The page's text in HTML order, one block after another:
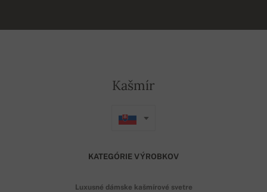
Kašmír
KATEGÓRIE VÝROBKOV
Luxusné dámske kašmírové svetre